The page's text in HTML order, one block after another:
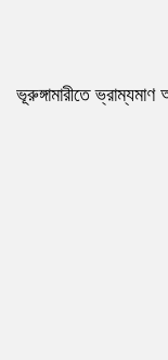
ভূরুঙ্গামারীতে